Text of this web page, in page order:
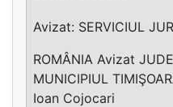
Avizat: SERVICIUL
ROMÂNIA Avizat
MUNICIPIUL
Ioan Cojocari